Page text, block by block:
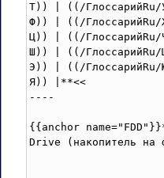
Т)) | ((/
Ф)) | ((/
Ц)) | ((/
Ш)) | ((/
Э)) | ((/
Я)) |**<<
----
{{anchor
Drive (накопитель на